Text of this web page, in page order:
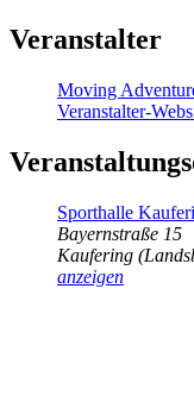
Veranstalter
Moving
Veranstalter-
Sporthalle
Bayernstraße 15
Kaufering
anzeigen